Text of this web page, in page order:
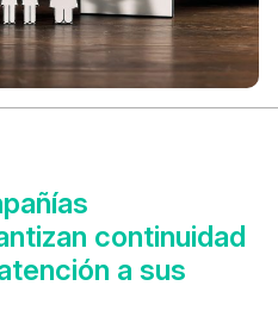
continuidad
a sus